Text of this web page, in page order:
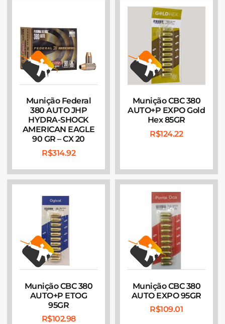
Munição Federal
380 AUTO JHP
HYDRA-SHOCK
AMERICAN EAGLE
90 GR – CX 20
R$314.92
Munição CBC 380
AUTO+P EXPO Gold
Hex 85GR
R$124.22
Munição CBC 380
AUTO+P ETOG
95GR
R$102.98
Munição CBC 380
AUTO EXPO 95GR
R$109.01